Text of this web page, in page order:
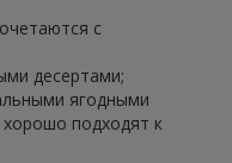
с
десертами;
ягодными
подходят к